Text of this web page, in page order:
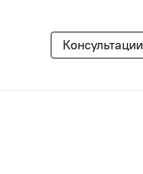
Консультации